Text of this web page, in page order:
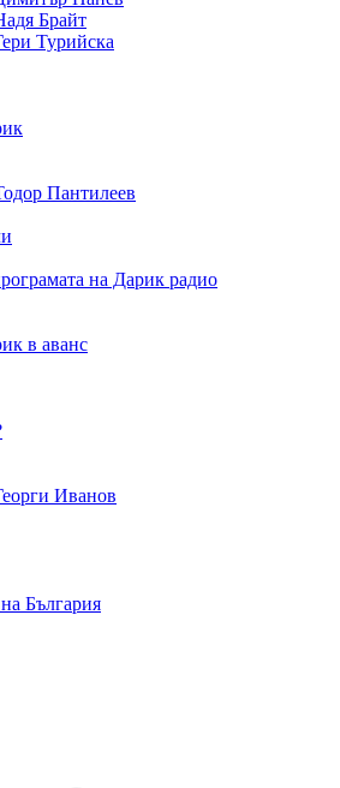
Брайт
Турийска
Пантилеев
на Дарик радио
в аванс
Иванов
България